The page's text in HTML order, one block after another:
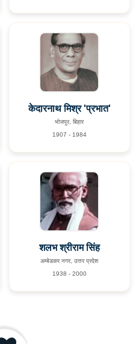
केदारनाथ मिश्र 'प्रभात'
भोजपुर, बिहार
1907 - 1984
शलभ श्रीराम सिंह
अम्बेडकर नगर, उत्तर प्रदेश
1938 - 2000